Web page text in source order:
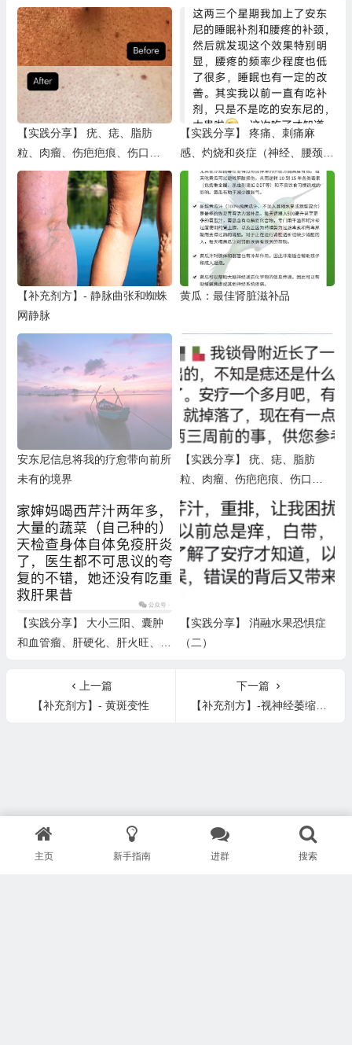
【实践分享】 疣、痣、脂肪
粒、肉瘤、伤疤疤痕、伤口
（二)
【实践分享】 疼痛、刺痛麻
感、灼烧和炎症（神经、腰颈
椎、肩背、关节、膝盖、腿脚足
筋膜腱鞘四
【补充剂方】- 静脉曲张和蜘蛛
网静脉
黄瓜：最佳肾脏滋补品
安东尼信息将我的疗愈带向前所
未有的境界
【实践分享】 疣、痣、脂肪
粒、肉瘤、伤疤疤痕、伤口
（一）
【实践分享】 大小三阳、囊肿
和血管瘤、肝硬化、肝火旺、肝
【实践分享】 消融水果恐惧症
（二）
上一篇
【补充剂方】- 黄斑变性
下一篇
【补充剂方】-视神经萎缩、视神经炎、面部神经麻痹（暂时性）、帕森纳-特纳综合症、寄生虫
主页 新手指南 进群 搜索